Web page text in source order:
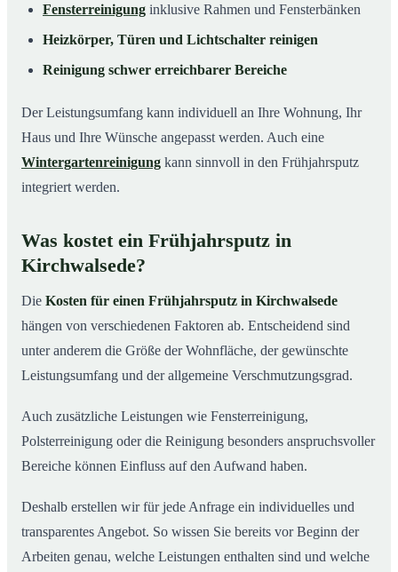
Fensterreinigung inklusive Rahmen und Fensterbänken
Heizkörper, Türen und Lichtschalter reinigen
Reinigung schwer erreichbarer Bereiche
Der Leistungsumfang kann individuell an Ihre Wohnung, Ihr
Haus und Ihre Wünsche angepasst werden. Auch eine
Wintergartenreinigung kann sinnvoll in den Frühjahrsputz
integriert werden.
Was kostet ein Frühjahrsputz in
Kirchwalsede?
Die Kosten für einen Frühjahrsputz in Kirchwalsede
hängen von verschiedenen Faktoren ab. Entscheidend sind
unter anderem die Größe der Wohnfläche, der gewünschte
Leistungsumfang und der allgemeine Verschmutzungsgrad.
Auch zusätzliche Leistungen wie Fensterreinigung,
Polsterreinigung oder die Reinigung besonders anspruchsvoller
Bereiche können Einfluss auf den Aufwand haben.
Deshalb erstellen wir für jede Anfrage ein individuelles und
transparentes Angebot. So wissen Sie bereits vor Beginn der
Arbeiten genau, welche Leistungen enthalten sind und welche